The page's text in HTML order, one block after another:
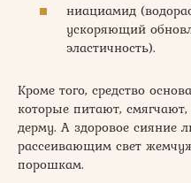
ниациамид
ускоряющий
эластичность).
Кроме того, средство
которые питают,
дерму. А здоровое сияние
рассеивающим свет
порошкам.